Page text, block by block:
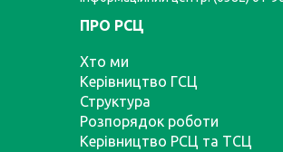
ПРО РСЦ
Хто ми
Керівництво ГСЦ
Структура
Розпорядок роботи
Керівництво РСЦ та ТСЦ